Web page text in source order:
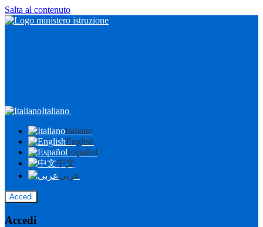
Salta al contenuto
Italiano
Italiano
English
Español
中文
عربى
Accedi
Accedi